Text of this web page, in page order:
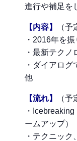
進行や補足を
【内容】
（予
・2016年を
・最新テク
・ダイアログ
他
【流れ】
（予
・
ームアップ）
・テクニッ